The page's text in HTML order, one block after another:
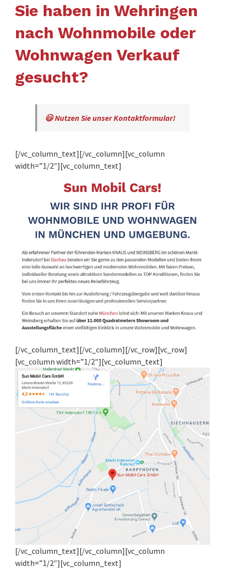
Sie haben in Wehringen
nach Wohnmobile oder
Wohnwagen Verkauf
gesucht?
😃 Nutzen Sie unser Kontaktformular!
[/vc_column_text][/vc_column][vc_column
width=”1/2″][vc_column_text]
[/vc_column_text][/vc_column][/vc_row][vc_row]
[vc_column width=”1/2″][vc_column_text]
[/vc_column_text][/vc_column][vc_column
width=”1/2″][vc_column_text]